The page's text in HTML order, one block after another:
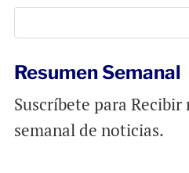
Resumen Semanal
Suscríbete para
semanal de noticias.